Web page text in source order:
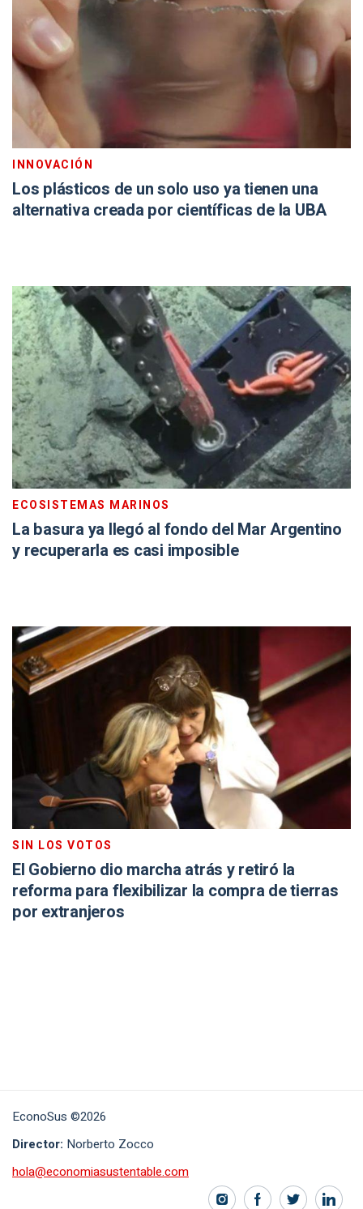
INNOVACIÓN
Los plásticos de un solo uso ya tienen una
alternativa creada por científicas de la UBA
ECOSISTEMAS MARINOS
La basura ya llegó al fondo del Mar Argentino
y recuperarla es casi imposible
SIN LOS VOTOS
El Gobierno dio marcha atrás y retiró la
reforma para flexibilizar la compra de tierras
por extranjeros
EconoSus ©2026
Director: Norberto Zocco
hola@economiasustentable.com